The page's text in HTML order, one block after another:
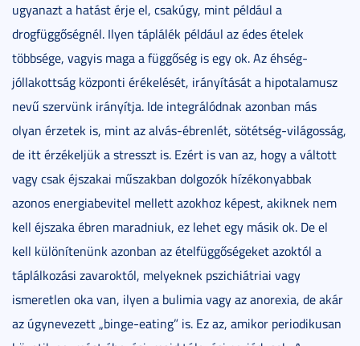
ugyanazt a hatást érje el, csakúgy, mint például a
drogfüggőségnél. Ilyen táplálék például az édes ételek
többsége, vagyis maga a függőség is egy ok. Az éhség-
jóllakottság központi érékelését, irányítását a hipotalamusz
nevű szervünk irányítja. Ide integrálódnak azonban más
olyan érzetek is, mint az alvás-ébrenlét, sötétség-világosság,
de itt érzékeljük a stresszt is. Ezért is van az, hogy a váltott
vagy csak éjszakai műszakban dolgozók hízékonyabbak
azonos energiabevitel mellett azokhoz képest, akiknek nem
kell éjszaka ébren maradniuk, ez lehet egy másik ok. De el
kell különítenünk azonban az ételfüggőségeket azoktól a
táplálkozási zavaroktól, melyeknek pszichiátriai vagy
ismeretlen oka van, ilyen a bulimia vagy az anorexia, de akár
az úgynevezett „binge-eating” is. Ez az, amikor periodikusan